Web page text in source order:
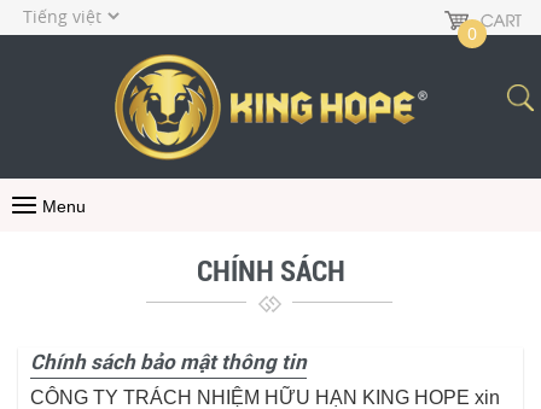
0
Menu
CHÍNH SÁCH
Chính sách bảo mật thông tin
CÔNG TY TRÁCH NHIỆM HỮU HẠN KING HOPE xin